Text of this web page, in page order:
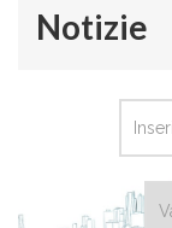
Notizie